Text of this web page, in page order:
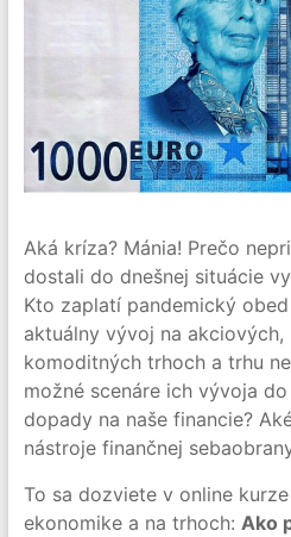
Aká kríza? Mánia! Prečo
dostali do dnešnej situácie
Kto zaplatí pandemický
aktuálny vývoj na akciových,
komoditných trhoch a trhu
možné scenáre ich vývoja
dopady na naše financie?
nástroje finančnej
To sa dozviete v online
ekonomike a na trhoch: Ako